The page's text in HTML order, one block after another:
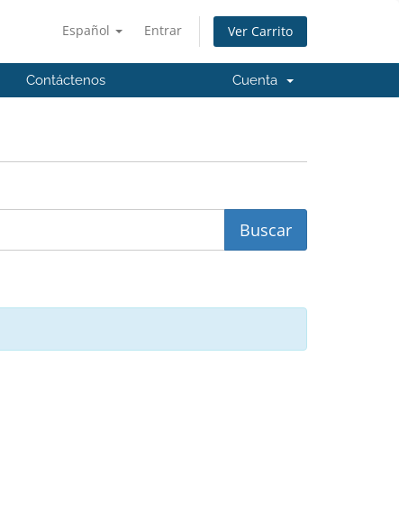
Español Entrar Ver Carrito
Contáctenos Cuenta